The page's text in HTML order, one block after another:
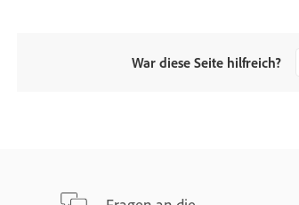
War diese Seite hilfreich?